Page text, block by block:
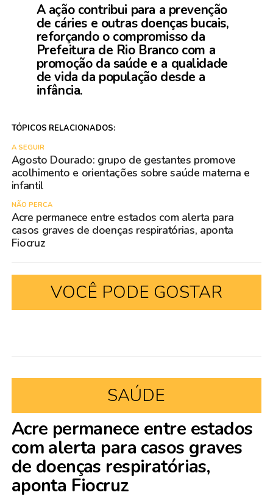
A ação contribui para a prevenção
de cáries e outras doenças bucais,
reforçando o compromisso da
Prefeitura de Rio Branco com a
promoção da saúde e a qualidade
de vida da população desde a
infância.
TÓPICOS RELACIONADOS:
A SEGUIR
Agosto Dourado: grupo de gestantes promove
acolhimento e orientações sobre saúde materna e
infantil
NÃO PERCA
Acre permanece entre estados com alerta para
casos graves de doenças respiratórias, aponta
Fiocruz
VOCÊ PODE GOSTAR
SAÚDE
Acre permanece entre estados
com alerta para casos graves
de doenças respiratórias,
aponta Fiocruz